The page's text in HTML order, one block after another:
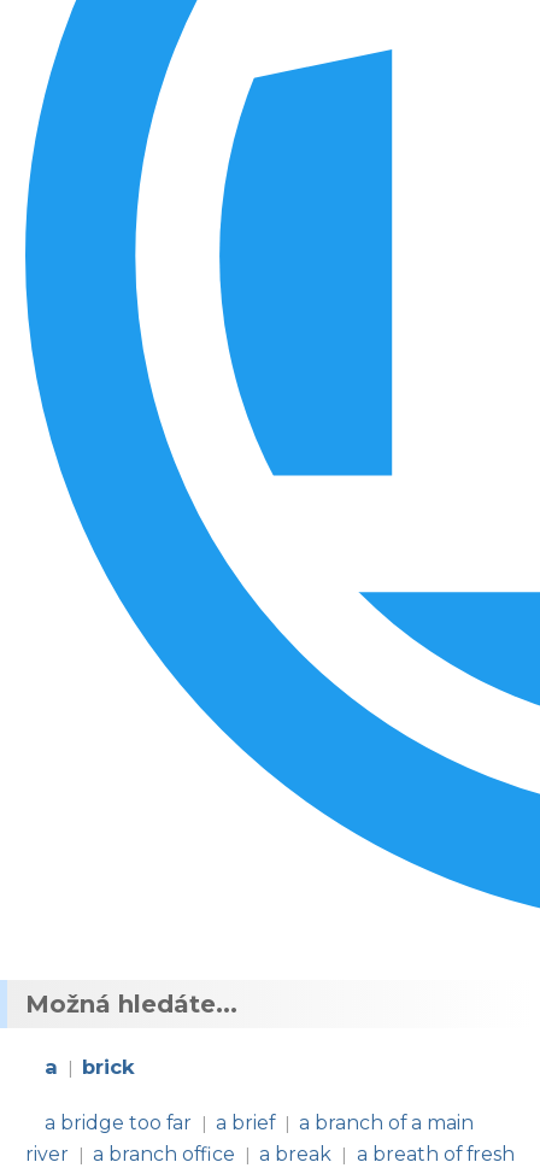
Možná hledáte...
a | brick
a bridge too far | a brief | a branch of a main
river
| a branch office | a break | a breath of fresh